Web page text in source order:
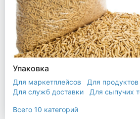
Упаковка
Для маркетплейсов
Для продуктов
Для служб доставки
Для сыпучих
Промышленная упаковка
Всего 10 категорий